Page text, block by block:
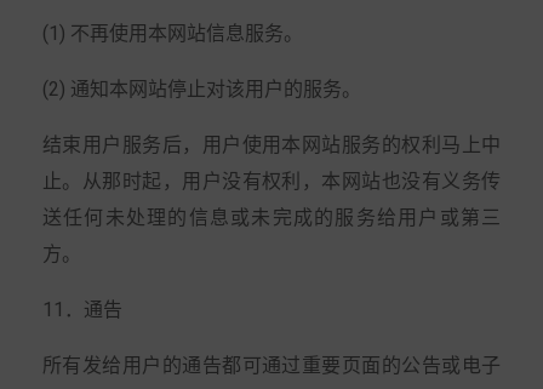
(1) 不再使用本网站信息服务。
(2) 通知本网站停止对该用户的服务。
结束用户服务后，用户使用本网站服务的权利马上中
止。从那时起，用户没有权利，本网站也没有义务传
送任何未处理的信息或未完成的服务给用户或第三
方。
11．通告
所有发给用户的通告都可通过重要页面的公告或电子